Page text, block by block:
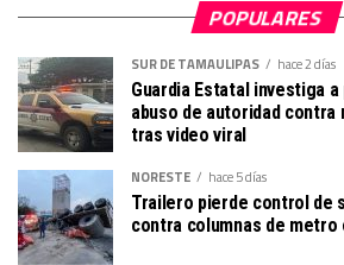
POPULARES
SUR DE TAMAULIPAS hace 2 días
Guardia Estatal investiga
abuso de autoridad contra
tras video viral
NORESTE hace 5 días
Trailero pierde control de
contra columnas de metro